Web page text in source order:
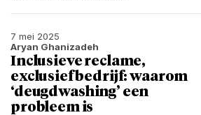
7 mei 2025
Aryan Ghanizadeh
Inclusieve reclame,
exclusief bedrijf: waarom
‘deugdwashing’ een
probleem is